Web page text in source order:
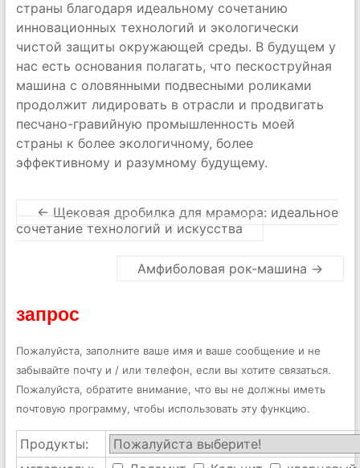
страны благодаря идеальному сочетанию
инновационных технологий и экологически
чистой защиты окружающей среды. В будущем у
нас есть основания полагать, что пескоструйная
машина с оловянными подвесными роликами
продолжит лидировать в отрасли и продвигать
песчано-гравийную промышленность моей
страны к более экологичному, более
эффективному и разумному будущему.
← Щековая дробилка для мрамора: идеальное
сочетание технологий и искусства
Амфиболовая рок-машина →
запрос
Пожалуйста, заполните ваше имя и ваше сообщение и не
забывайте почту и / или телефон, если вы хотите связаться.
Пожалуйста, обратите внимание, что вы не должны иметь
почтовую программу, чтобы использовать эту функцию.
Продукты: